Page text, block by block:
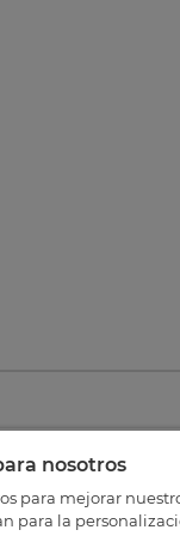
nosotros
para mejorar
para la